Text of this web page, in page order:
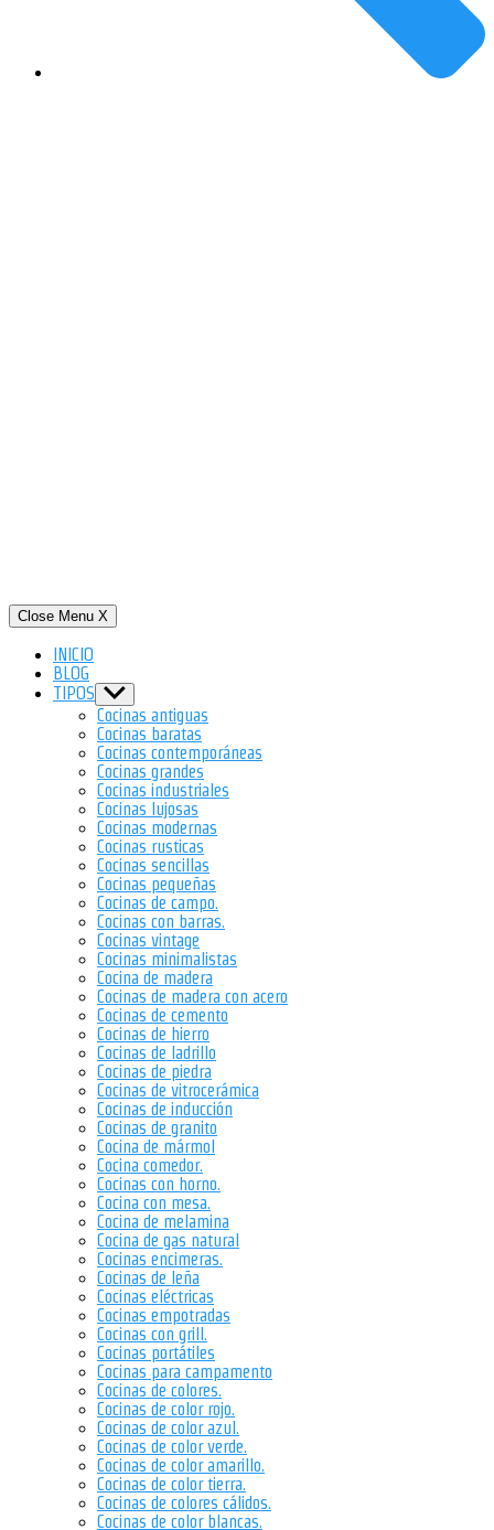
Close Menu X
INICIO
BLOG
TIPOS Show
sub
menu
Cocinas antiguas
Cocinas baratas
Cocinas contemporáneas
Cocinas grandes
Cocinas industriales
Cocinas lujosas
Cocinas modernas
Cocinas rusticas
Cocinas sencillas
Cocinas pequeñas
Cocinas de campo.
Cocinas con barras.
Cocinas vintage
Cocinas minimalistas
Cocina de madera
Cocinas de madera con acero
Cocinas de cemento
Cocinas de hierro
Cocinas de ladrillo
Cocinas de piedra
Cocinas de vitrocerámica
Cocinas de inducción
Cocinas de granito
Cocina de mármol
Cocina comedor.
Cocinas con horno.
Cocina con mesa.
Cocina de melamina
Cocina de gas natural
Cocinas encimeras.
Cocinas de leña
Cocinas eléctricas
Cocinas empotradas
Cocinas con grill.
Cocinas portátiles
Cocinas para campamento
Cocinas de colores.
Cocinas de color rojo.
Cocinas de color azul.
Cocinas de color verde.
Cocinas de color amarillo.
Cocinas de color tierra.
Cocinas de colores cálidos.
Cocinas de color blancas.